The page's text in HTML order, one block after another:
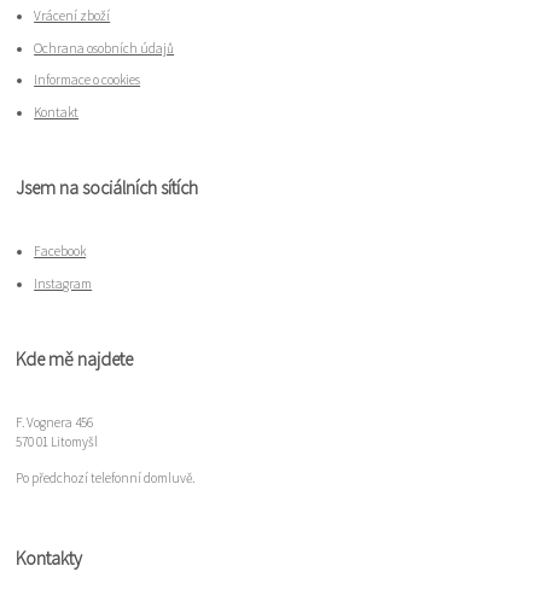
Vrácení zboží
Ochrana osobních údajů
Informace o cookies
Kontakt
Jsem na sociálních sítích
Facebook
Instagram
Kde mě najdete
F. Vognera 456
570 01 Litomyšl
Po předchozí telefonní domluvě.
Kontakty